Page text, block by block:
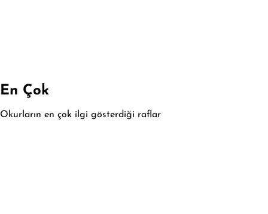
En Çok
Okurların en çok ilgi gösterdiği raflar